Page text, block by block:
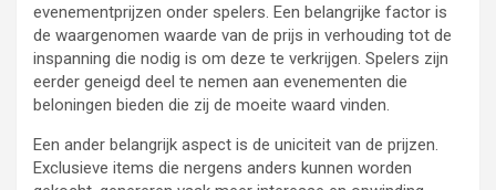
evenementprijzen onder spelers. Een belangrijke factor is
de waargenomen waarde van de prijs in verhouding tot de
inspanning die nodig is om deze te verkrijgen. Spelers zijn
eerder geneigd deel te nemen aan evenementen die
beloningen bieden die zij de moeite waard vinden.
Een ander belangrijk aspect is de uniciteit van de prijzen.
Exclusieve items die nergens anders kunnen worden